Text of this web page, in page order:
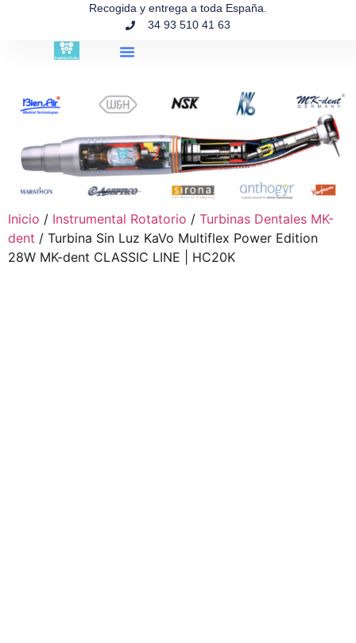
Recogida y entrega a toda España.
34 93 510 41 63
Inicio / Instrumental Rotatorio / Turbinas Dentales MK-
dent / Turbina Sin Luz KaVo Multiflex Power Edition
28W MK-dent CLASSIC LINE | HC20K